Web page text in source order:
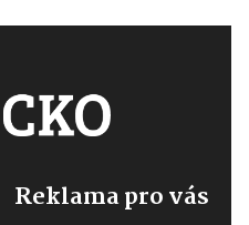
Reklama pro vás